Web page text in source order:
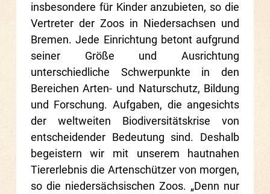
insbesondere für Kinder anzubieten, so die
Vertreter der Zoos in Niedersachsen und
Bremen. Jede Einrichtung betont aufgrund
seiner Größe und Ausrichtung
unterschiedliche Schwerpunkte in den
Bereichen Arten- und Naturschutz, Bildung
und Forschung. Aufgaben, die angesichts
der weltweiten Biodiversitätskrise von
entscheidender Bedeutung sind. Deshalb
begeistern wir mit unserem hautnahen
Tiererlebnis die Artenschützer von morgen,
so die niedersächsischen Zoos. „Denn nur